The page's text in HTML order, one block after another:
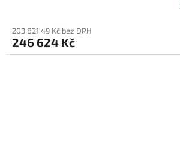
203 821,49 Kč bez DPH
246 624 Kč